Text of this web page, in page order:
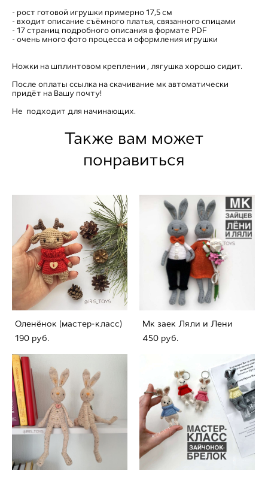
- рост готовой игрушки примерно 17,5 см
- входит описание съёмного платья, связанного спицами
- 17 страниц подробного описания в формате PDF
- очень много фото процесса и оформления игрушки
Ножки на шплинтовом креплении , лягушка хорошо сидит.
После оплаты ссылка на скачивание мк автоматически
придёт на Вашу почту!
Не подходит для начинающих.
Также вам может
понравиться
Оленёнок (мастер-класс)
190 pуб.
Мк заек Ляли и Лени
450 pуб.